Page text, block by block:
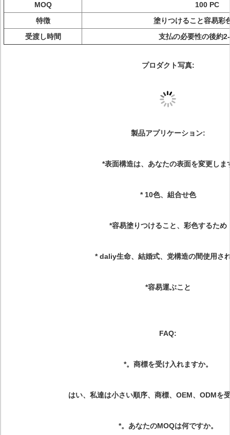
MOQ
100 PC
特徴
塗りつけること容易彩
受渡し時間
支払の必要性の後約
プロダクト写真:
製品アプリケーション:
*表面構造は、あなたの表面を変更しま
* 10色、組合せ色
*容易塗りつけること、彩色するため
* daliy生命、結婚式、党構造の間使用さ
*容易運ぶこと
FAQ:
*。商標を受け入れますか。
はい、私達は小さい順序、商標、OEM、ODMを
*。あなたのMOQは何ですか。